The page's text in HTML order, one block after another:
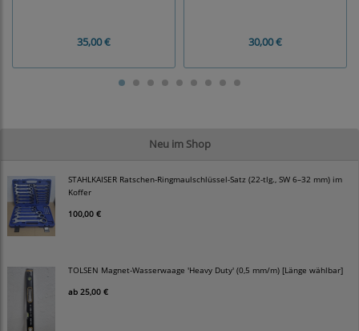
Neu im Shop
STAHLKAISER Ratschen-Ringmaulschlüssel-Satz (22-tlg., SW 6–32 mm) im
Koffer
100,00 €
TOLSEN Magnet-Wasserwaage 'Heavy Duty' (0,5 mm/m) [Länge wählbar]
ab 25,00 €
35,00 € 30,00 €